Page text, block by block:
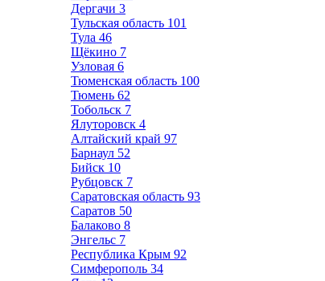
Дергачи 3
Тульская область 101
Тула 46
Щёкино 7
Узловая 6
Тюменская область 100
Тюмень 62
Тобольск 7
Ялуторовск 4
Алтайский край 97
Барнаул 52
Бийск 10
Рубцовск 7
Саратовская область 93
Саратов 50
Балаково 8
Энгельс 7
Республика Крым 92
Симферополь 34